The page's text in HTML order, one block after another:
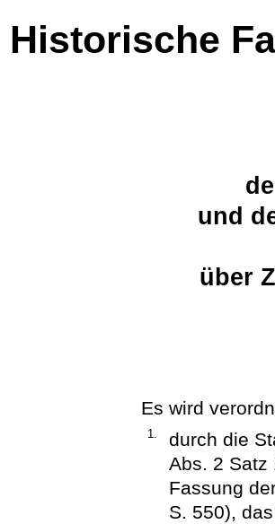
Historische
und
über
Es wird
1.
durch die
Abs. 2 Satz
Fassung
S. 550),